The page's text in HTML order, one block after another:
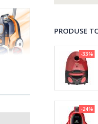
PRODUSE
de tocat carne
...
-33%
-24%